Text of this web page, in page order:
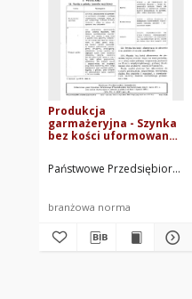
Produkcja
garmażeryjna - Szynka
bez kości uformowana
pozostałe elementy
porozbiorowe
71/8151-22
Państwowe
branżowa norma